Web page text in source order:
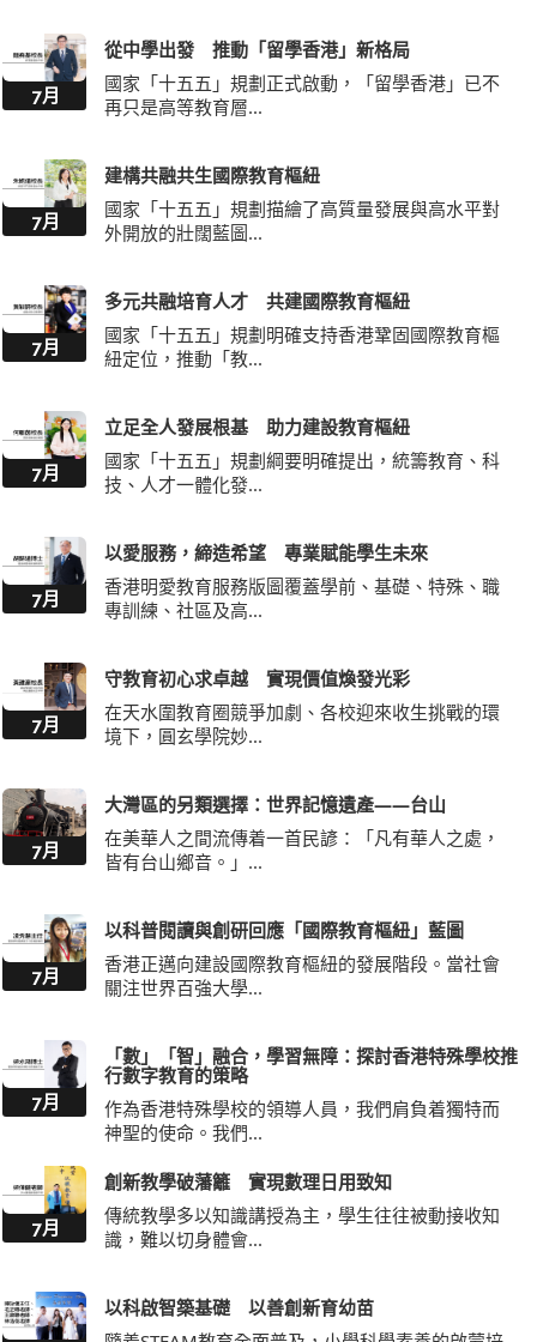
7月
從中學出發 推動「留學香港」新格局
國家「十五五」規劃正式啟動，「留學香港」已不
再只是高等教育層...
7月
建構共融共生國際教育樞紐
國家「十五五」規劃描繪了高質量發展與高水平對
外開放的壯闊藍圖...
7月
多元共融培育人才 共建國際教育樞紐
國家「十五五」規劃明確支持香港鞏固國際教育樞
紐定位，推動「教...
7月
立足全人發展根基 助力建設教育樞紐
國家「十五五」規劃綱要明確提出，統籌教育、科
技、人才一體化發...
7月
以愛服務，締造希望 專業賦能學生未來
香港明愛教育服務版圖覆蓋學前、基礎、特殊、職
專訓練、社區及高...
7月
守教育初心求卓越 實現價值煥發光彩
在天水圍教育圈競爭加劇、各校迎來收生挑戰的環
境下，圓玄學院妙...
7月
大灣區的另類選擇：世界記憶遺產——台山
在美華人之間流傳着一首民諺：「凡有華人之處，
皆有台山鄉音。」...
7月
以科普閱讀與創研回應「國際教育樞紐」藍圖
香港正邁向建設國際教育樞紐的發展階段。當社會
關注世界百強大學...
7月
「數」「智」融合，學習無障：探討香港特殊學校推
行數字教育的策略
作為香港特殊學校的領導人員，我們肩負着獨特而
神聖的使命。我們...
7月
創新教學破藩籬 實現數理日用致知
傳統教學多以知識講授為主，學生往往被動接收知
識，難以切身體會...
以科啟智築基礎 以善創新育幼苗